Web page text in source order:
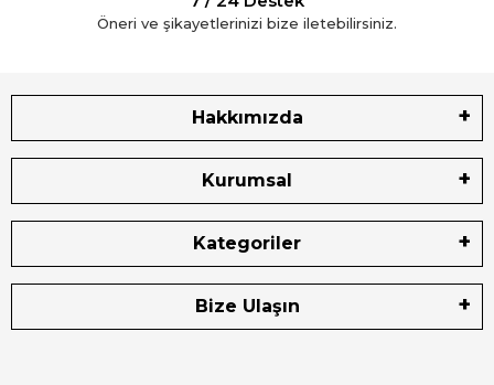
Öneri ve şikayetlerinizi bize iletebilirsiniz.
Hakkımızda
Kurumsal
Kategoriler
Bize Ulaşın